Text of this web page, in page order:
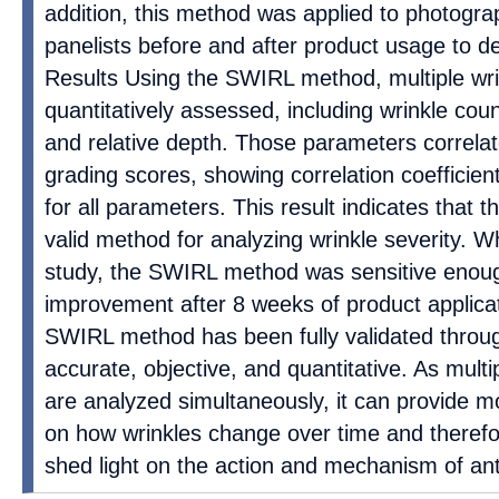
addition, this method was applied to
panelists before and after product usage to
Results Using the SWIRL method, multiple
quantitatively assessed, including wrinkle
and relative depth. Those parameters
grading scores, showing correlation
for all parameters. This result indicates that
valid method for analyzing wrinkle severity.
study, the SWIRL method was sensitive
improvement after 8 weeks of product
SWIRL method has been fully validated
accurate, objective, and quantitative. As
are analyzed simultaneously, it can provide
on how wrinkles change over time and
shed light on the action and mechanism of